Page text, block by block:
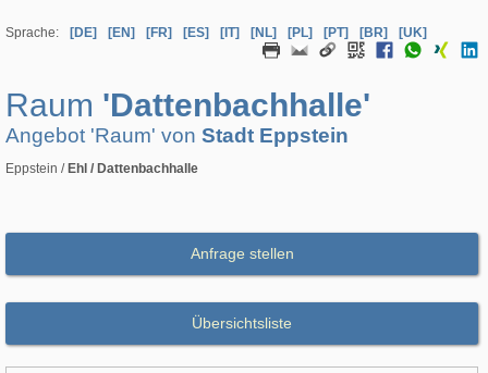
Sprache: [DE] [EN] [FR] [ES] [IT] [NL] [PL] [PT] [BR] [UK]
Raum 'Dattenbachhalle'
Angebot 'Raum' von Stadt Eppstein
Eppstein / Ehl / Dattenbachhalle
Anfrage stellen
Übersichtsliste